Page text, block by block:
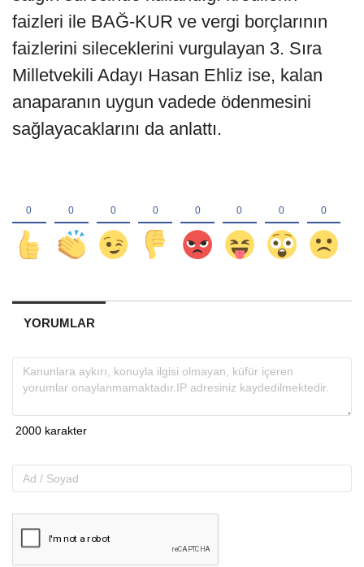
faizleri ile BAĞ-KUR ve vergi borçlarının
faizlerini sileceklerini vurgulayan 3. Sıra
Milletvekili Adayı Hasan Ehliz ise, kalan
anaparanın uygun vadede ödenmesini
sağlayacaklarını da anlattı.
YORUMLAR